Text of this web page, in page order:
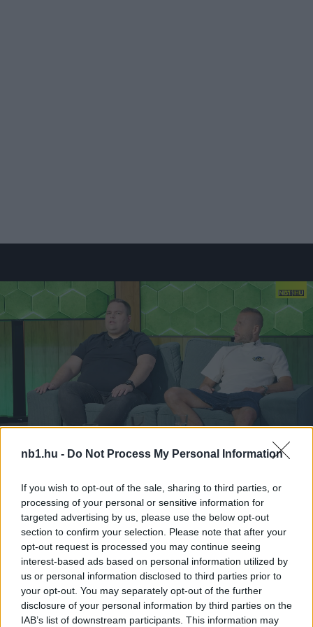
nb1.hu - Do Not Process My Personal Information
If you wish to opt-out of the sale, sharing to third parties, or
processing of your personal or sensitive information for
targeted advertising by us, please use the below opt-out
section to confirm your selection. Please note that after your
opt-out request is processed you may continue seeing
interest-based ads based on personal information utilized by
us or personal information disclosed to third parties prior to
your opt-out. You may separately opt-out of the further
disclosure of your personal information by third parties on the
IAB’s list of downstream participants. This information may
Pause UnmuteLoaded :
Remaining
Time
0:14
Picture-
Szöveg forrása: molfehervarfc.hu
Megosztás: